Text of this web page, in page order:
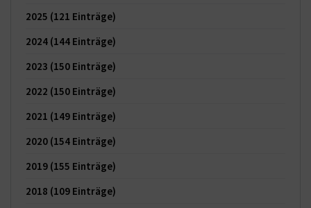
2025 (121 Einträge)
2024 (144 Einträge)
2023 (150 Einträge)
2022 (150 Einträge)
2021 (149 Einträge)
2020 (154 Einträge)
2019 (155 Einträge)
2018 (109 Einträge)